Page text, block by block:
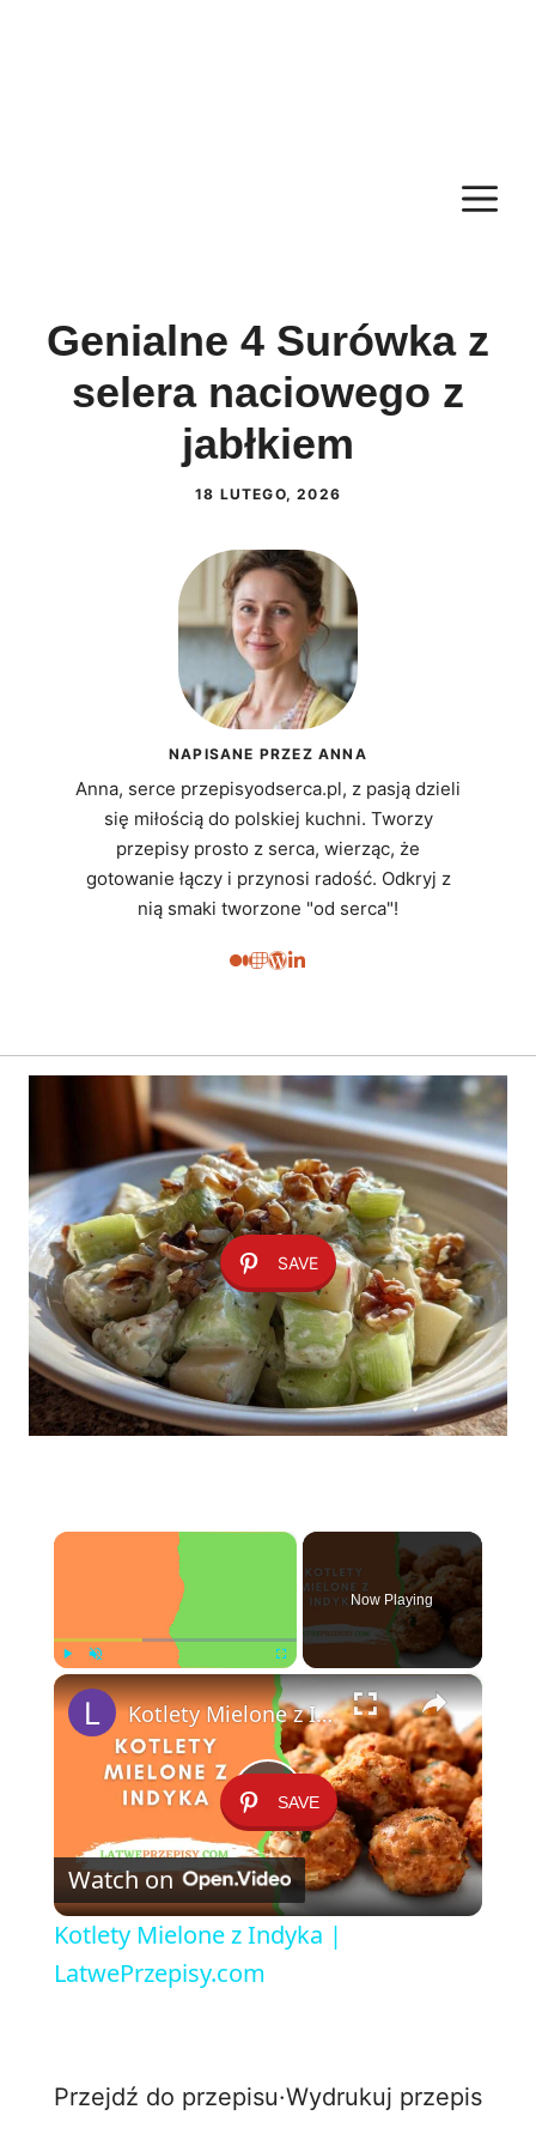
Genialne 4 Surówka z
selera naciowego z
jabłkiem
18 LUTEGO, 2026
NAPISANE PRZEZ ANNA
Anna, serce przepisyodserca.pl, z pasją dzieli
się miłością do polskiej kuchni. Tworzy
przepisy prosto z serca, wierząc, że
gotowanie łączy i przynosi radość. Odkryj z
nią smaki tworzone "od serca"!
SAVE
×
Play Fullscreen
Now Playing
×
SAVE
P
l
V
Kotlety Mielone z Indyka | LatwePrzepisy.com
Watch on
Kotlety Mielone z Indyka |
LatwePrzepisy.com
Przejdź do przepisu·Wydrukuj przepis